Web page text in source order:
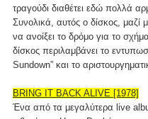
τραγούδι διαθέτει εδώ πολλά
Συνολικά, αυτός ο δίσκος, μαζί
να ανοίξει το δρόμο για το
δίσκος περιλαμβάνει το
Sundown” και το
BRING IT BACK ALIVE [1978]
Ένα από τα μεγαλύτερα live